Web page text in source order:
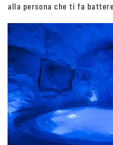
alla persona che ti fa